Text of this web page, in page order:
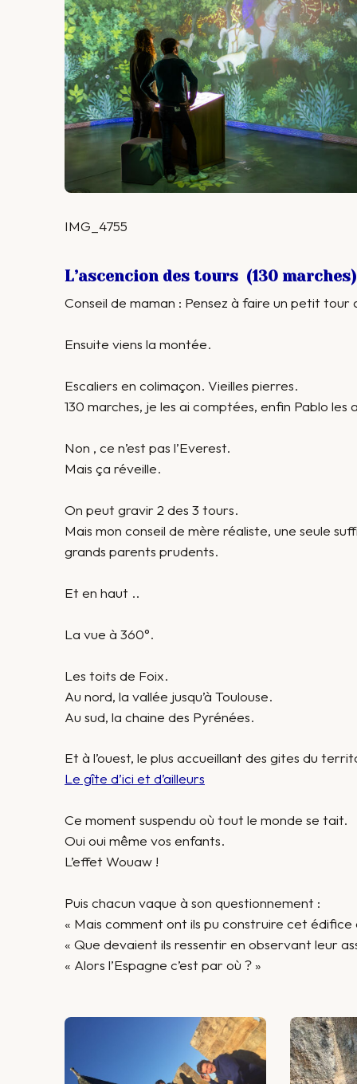
IMG_4755
L’ascencion des tours (130 marches)
Conseil de maman : Pensez à faire un petit
Ensuite viens la montée.
Escaliers en colimaçon. Vieilles pierres.
130 marches, je les ai comptées, enfin Pablo les
Non , ce n’est pas l’Everest.
Mais ça réveille.
On peut gravir 2 des 3 tours.
Mais mon conseil de mère réaliste, une seule
grands parents prudents.
Et en haut ..
La vue à 360°.
Les toits de Foix.
Au nord, la vallée jusqu’à Toulouse.
Au sud, la chaine des Pyrénées.
Et à l’ouest, le plus accueillant des gites du
Le gîte d’ici et d’ailleurs
Ce moment suspendu où tout le monde se tait.
Oui oui même vos enfants.
L’effet Wouaw !
Puis chacun vaque à son questionnement :
« Mais comment ont ils pu construire cet édifice
« Que devaient ils ressentir en observant leur
« Alors l’Espagne c’est par où ? »